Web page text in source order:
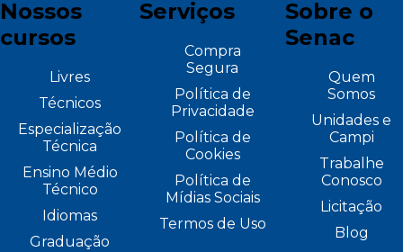
Nossos
cursos
Livres
Técnicos
Especialização
Técnica
Ensino Médio
Técnico
Idiomas
Graduação
Serviços
Compra
Segura
Política de
Privacidade
Política de
Cookies
Política de
Mídias Sociais
Termos de Uso
Sobre o
Senac
Quem
Somos
Unidades e
Campi
Trabalhe
Conosco
Licitação
Blog